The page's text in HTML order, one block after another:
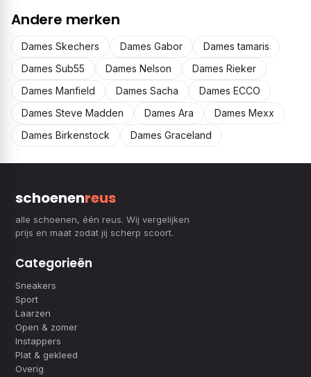
Andere merken
Dames Skechers Dames Gabor
Dames tamaris
Dames Sub55
Dames Nelson
Dames Rieker
Dames Manfield
Dames Sacha
Dames ECCO
Dames Steve Madden
Dames Ara
Dames Mexx
Dames Birkenstock
Dames Graceland
schoenenreus
alle schoenen, één reus. Wij vergelijken
prijs en maat zodat jij scherp scoort.
Categorieën
Sneakers
Sport
Laarzen
Open & zomer
Instappers
Plat & gekleed
Overig